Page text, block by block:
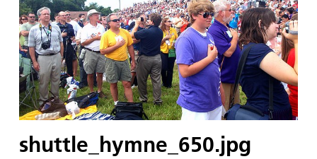
shuttle_hymne_650.jpg